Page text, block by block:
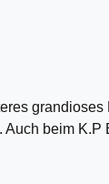
grandioses
Auch beim K.P